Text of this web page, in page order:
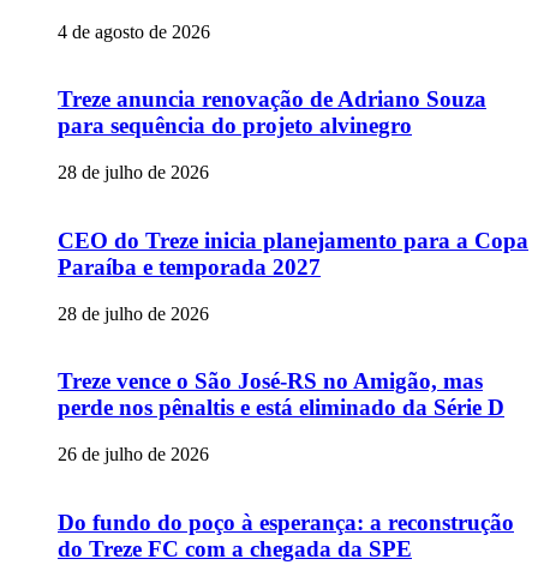
4 de agosto de 2026
Treze anuncia renovação de Adriano Souza
para sequência do projeto alvinegro
28 de julho de 2026
CEO do Treze inicia planejamento para a Copa
Paraíba e temporada 2027
28 de julho de 2026
Treze vence o São José-RS no Amigão, mas
perde nos pênaltis e está eliminado da Série D
26 de julho de 2026
Do fundo do poço à esperança: a reconstrução
do Treze FC com a chegada da SPE